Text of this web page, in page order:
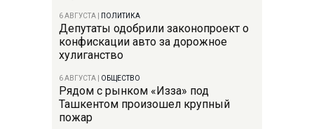
6 АВГУСТА ПОЛИТИКА
Депутаты одобрили законопроект о
конфискации авто за дорожное
хулиганство
6 АВГУСТА ОБЩЕСТВО
Рядом с рынком «Изза» под
Ташкентом произошел крупный
пожар